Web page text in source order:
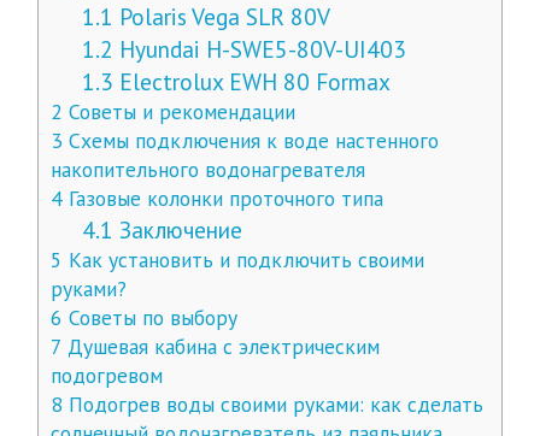
1.1 Polaris Vega SLR 80V
1.2 Hyundai H-SWE5-80V-UI403
1.3 Electrolux EWH 80 Formax
2 Советы и рекомендации
3 Схемы подключения к воде настенного
накопительного водонагревателя
4Газовые колонки проточного типа
4.1 Заключение
5 Как установить и подключить своими
руками?
6 Советы по выбору
7 Душевая кабина с электрическим
подогревом
8 Подогрев воды своими руками: как сделать